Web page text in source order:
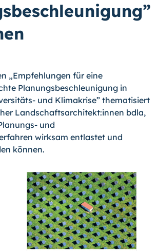
„Empfehlungen für eine
Planungsbeschleunigung in
und Klimakrise” thematisiert
Landschaftsarchitekt:innen bdla,
und
wirksam entlastet und
können.